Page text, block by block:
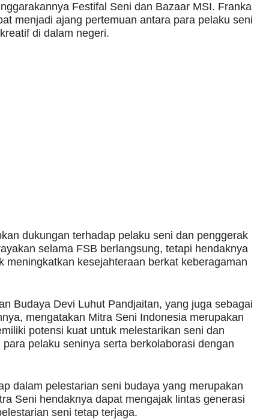
Festifal Seni dan Bazaar MSI. Franka
menjadi ajang pertemuan antara para pelaku seni
di dalam negeri.
dukungan terhadap pelaku seni dan penggerak
selama FSB berlangsung, tetapi hendaknya
meningkatkan kesejahteraan berkat keberagaman
Budaya Devi Luhut Pandjaitan, yang juga sebagai
mengatakan Mitra Seni Indonesia merupakan
potensi kuat untuk melestarikan seni dan
pelaku seninya serta berkolaborasi dengan
dalam pelestarian seni budaya yang merupakan
Seni hendaknya dapat mengajak lintas generasi
seni tetap terjaga.